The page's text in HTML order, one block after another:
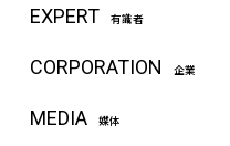
EXPERT 有識者
CORPORATION 企業
MEDIA 媒体